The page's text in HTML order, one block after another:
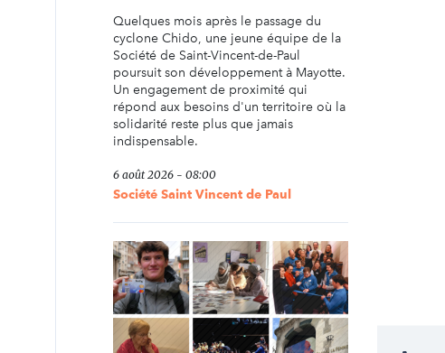
Quelques mois après le passage du
cyclone Chido, une jeune équipe de la
Société de Saint-Vincent-de-Paul
poursuit son développement à Mayotte.
Un engagement de proximité qui
répond aux besoins d'un territoire où la
solidarité reste plus que jamais
indispensable.
6 août 2026 - 08:00
Société Saint Vincent de Paul